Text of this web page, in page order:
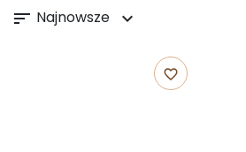
sort Najnowsze expand_more
favorite_border